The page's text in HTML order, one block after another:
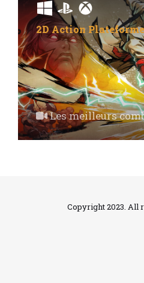
2DAction Plateforme
Les meilleurs
Copyright 2023. All